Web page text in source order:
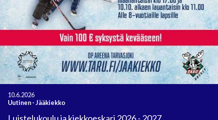
10.6.2026
Uutinen-Jääkiekko